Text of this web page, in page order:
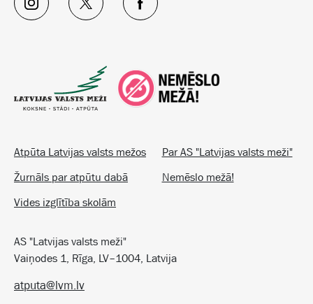
Atpūta Latvijas valsts mežos
Par AS "Latvijas valsts meži"
Žurnāls par atpūtu dabā
Nemēslo mežā!
Vides izglītība skolām
AS "Latvijas valsts meži"
Vaiņodes 1, Rīga, LV–1004, Latvija
atputa@lvm.lv